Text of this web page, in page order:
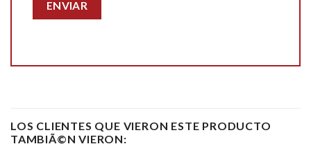
LOS CLIENTES QUE VIERON ESTE PRODUCTO
TAMBIÃ©N VIERON: